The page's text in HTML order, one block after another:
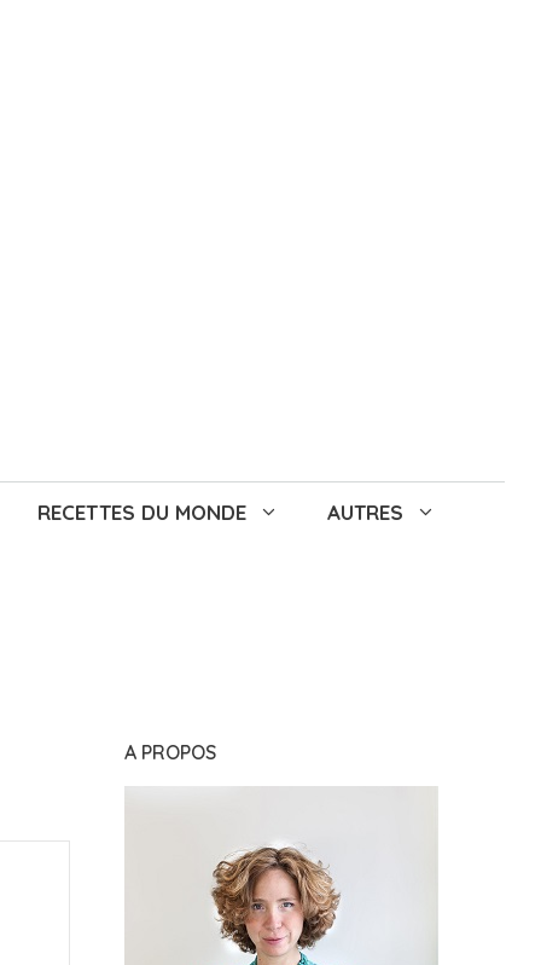
RECETTES DU MONDE AUTRES
A PROPOS